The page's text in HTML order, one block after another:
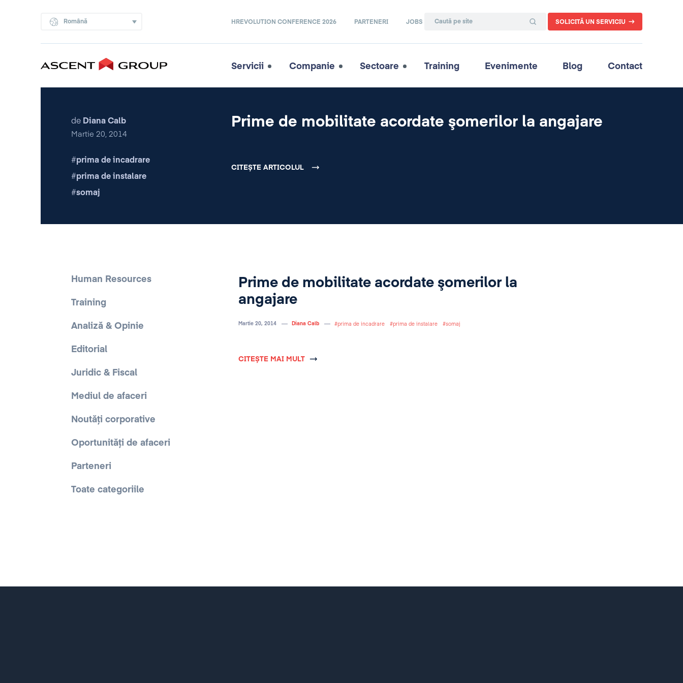
Română HREVOLUTION CONFERENCE 2026 PARTENERI JOBS SOLICITĂ UN SERVICIU
Servicii Companie Sectoare Training Evenimente Blog Contact
de Diana Calb
Martie 20, 2014
prima de incadrare
prima de instalare
somaj
Prime de mobilitate acordate şomerilor la angajare
CITEȘTE ARTICOLUL
Human Resources
Training
Analiză & Opinie
Editorial
Juridic & Fiscal
Mediul de afaceri
Noutăți corporative
Oportunități de afaceri
Parteneri
Toate categoriile
Prime de mobilitate acordate şomerilor la
angajare
Martie 20, 2014 Diana Calb prima de incadrare prima de instalare somaj
CITEȘTE MAI MULT